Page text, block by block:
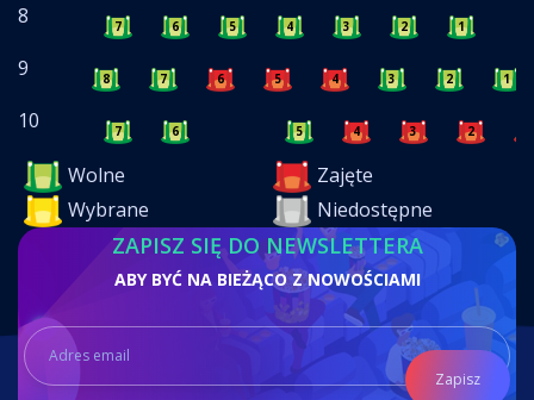
8 7 6 5 4 3 2 1
9 8 7 6 5 4 3 2 1
10 7 6 5 4 3 2
Wolne
Zajęte
Wybrane
Niedostępne
ZAPISZ SIĘ DO NEWSLETTERA
ABY BYĆ NA BIEŻĄCO Z NOWOŚCIAMI
Zapisz